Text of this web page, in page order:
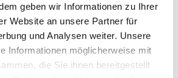
geben wir Informationen zu Ihrer
Website an unsere Partner für
und Analysen weiter. Unsere
Informationen möglicherweise mit
die Sie ihnen bereitgestellt
Deutsch